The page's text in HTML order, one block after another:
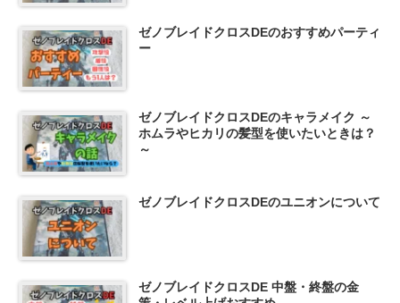
ゼノブレイドクロスDEのおすすめパーティ
ー
ゼノブレイドクロスDEのキャラメイク ～
ホムラやヒカリの髪型を使いたいときは？
～
ゼノブレイドクロスDEのユニオンについて
ゼノブレイドクロスDE 中盤・終盤の金